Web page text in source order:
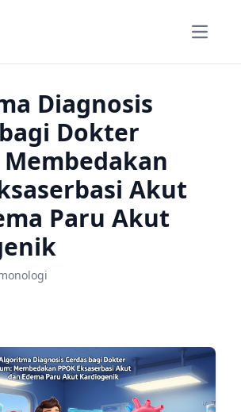
Open
Diagnosis
Dokter
Akut
Paru Akut